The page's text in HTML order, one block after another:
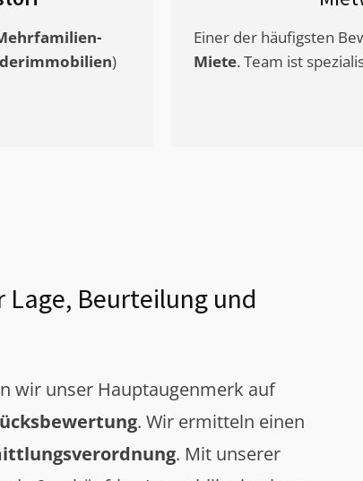
)
Einer der häufigsten
Miete. Team ist
Lage, Beurteilung und
wir unser Hauptaugenmerk auf
. Wir ermitteln einen
. Mit unserer